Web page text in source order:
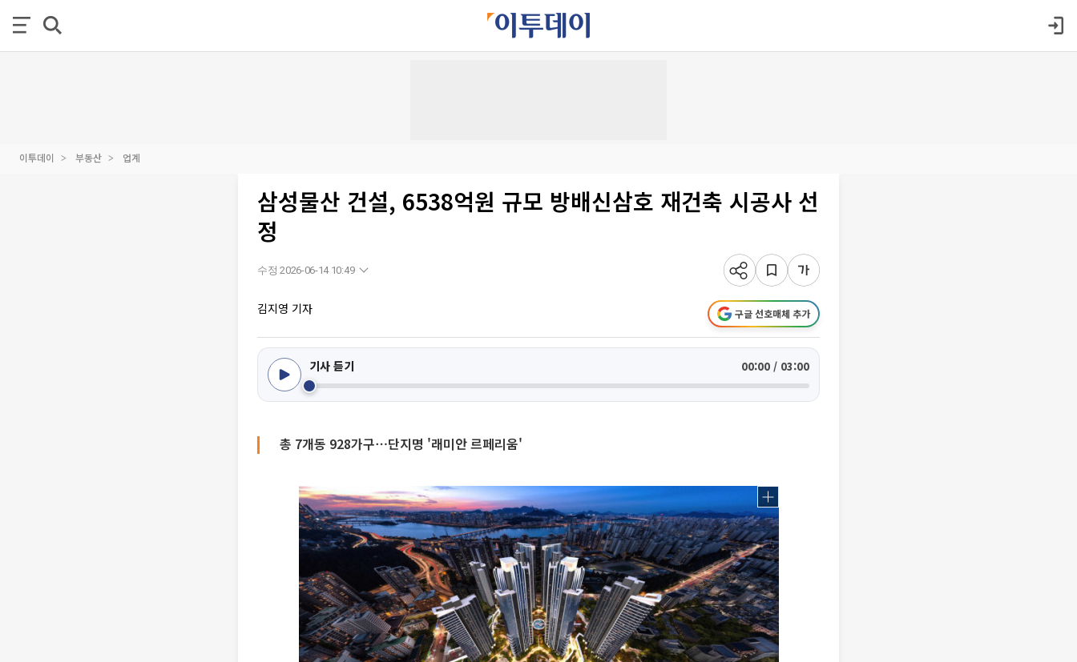
이투데이 부동산 업계
삼성물산 건설, 6538억원 규모 방배신삼호 재건축 시공사 선
정
수정 2026-06-14 10:49
김지영 기자 구글 선호매체 추가
기사 듣기 00:00 / 03:00
총 7개동 928가구⋯단지명 '래미안 르페리움'